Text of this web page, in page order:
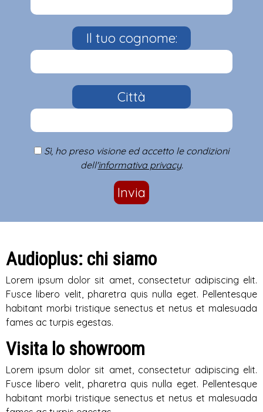
Il tuo cognome:
Città
Sì, ho preso visione ed accetto le condizioni
dell'informativa privacy.
Invia
Audioplus: chi siamo
Lorem ipsum dolor sit amet, consectetur adipiscing elit.
Fusce libero velit, pharetra quis nulla eget. Pellentesque
habitant morbi tristique senectus et netus et malesuada
fames ac turpis egestas.
Visita lo showroom
Lorem ipsum dolor sit amet, consectetur adipiscing elit.
Fusce libero velit, pharetra quis nulla eget. Pellentesque
habitant morbi tristique senectus et netus et malesuada